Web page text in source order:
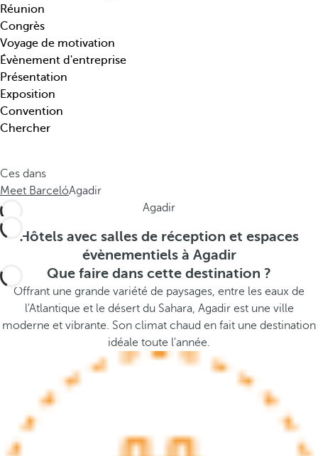
h
é
m
a
t
i
q
u
.
.
w
k
e
y
o
p
e
n
h
e
p
o
p
d
o
Réunion
Congrès
Voyage de motivation
Évènement d'entreprise
Présentation
Exposition
Convention
Chercher
Ces dans
Meet BarcelóAgadir
Agadir
Hôtels avec salles de réception et espaces
évènementiels à Agadir
Que faire dans cette destination ?
Offrant une grande variété de paysages, entre les eaux de
l'Atlantique et le désert du Sahara, Agadir est une ville
moderne et vibrante. Son climat chaud en fait une destination
idéale toute l'année.